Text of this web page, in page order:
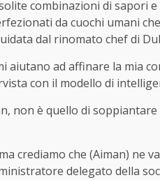
combinazioni di sapori
da cuochi umani
dal rinomato chef di
aiutano ad affinare la mia
con il modello di
non è quello di soppiantare
crediamo che (Aiman) ne
delegato della